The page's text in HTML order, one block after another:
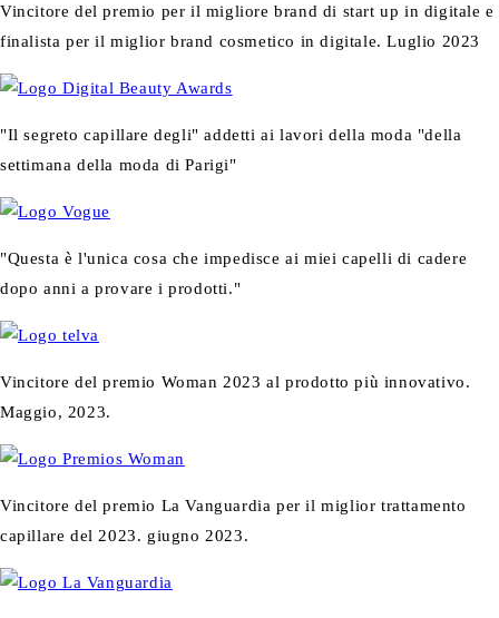
Vincitore del premio per il migliore brand di start up in digitale e
finalista per il miglior brand cosmetico in digitale. Luglio 2023
"Il segreto capillare degli" addetti ai lavori della moda "della
settimana della moda di Parigi"
"Questa è l'unica cosa che impedisce ai miei capelli di cadere
dopo anni a provare i prodotti."
Vincitore del premio Woman 2023 al prodotto più innovativo.
Maggio, 2023.
Vincitore del premio La Vanguardia per il miglior trattamento
capillare del 2023. giugno 2023.